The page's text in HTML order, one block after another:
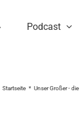
Podcast
Startseite Unser Großer - die